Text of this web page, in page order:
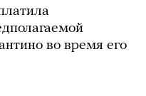
во время его